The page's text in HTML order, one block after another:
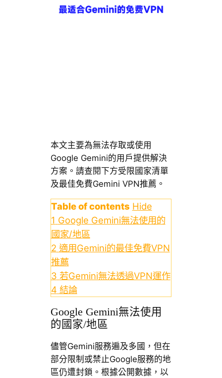
本文主要為無法存取或使用
Google Gemini的用戶提供解決
方案。請查閱下方受限國家清單
及最佳免費Gemini VPN推薦。
Table of contents Hide
1 Google Gemini無法使用的
國家/地區
2 適用Gemini的最佳免費VPN
推薦
3 若Gemini無法透過VPN運作
4 結論
Google Gemini無法使用
的國家/地區
儘管Gemini服務遍及多國，但在
部分限制或禁止Google服務的地
區仍遭封鎖。根據公開數據，以